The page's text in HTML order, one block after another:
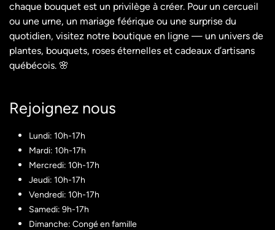
chaque bouquet est un privilège à créer. Pour un cercueil
ou une urne, un mariage féérique ou une surprise du
quotidien, visitez notre boutique en ligne — un univers de
plantes, bouquets, roses éternelles et cadeaux d’artisans
québécois. 🌸
Rejoignez nous​
Lundi: 10h-17h
Mardi: 10h-17h
Mercredi: 10h-17h
Jeudi: 10h-17h
Vendredi: 10h-17h
Samedi: 9h-17h
Dimanche: Congé en famille